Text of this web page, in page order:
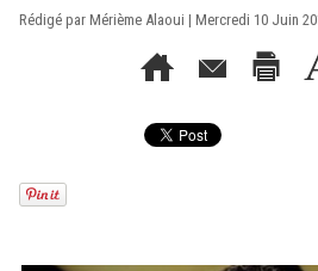
Rédigé par Mérième Alaoui | Mercredi 10 Juin